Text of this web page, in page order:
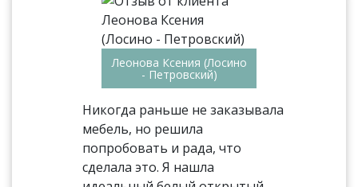
Леонова Ксения (Лосино
- Петровский)
Никогда раньше не заказывала
мебель, но решила
попробовать и рада, что
сделала это. Я нашла